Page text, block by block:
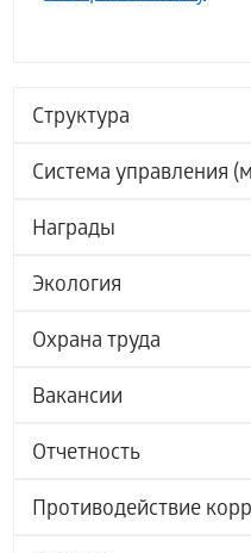
Структура
Система управления
Награды
Экология
Охрана труда
Вакансии
Отчетность
Противодействие